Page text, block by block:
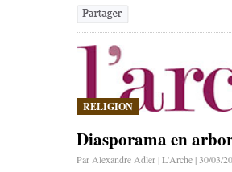
RELIGION
Diasporama en
Par Alexandre Adler | L'Arche | 30/03/